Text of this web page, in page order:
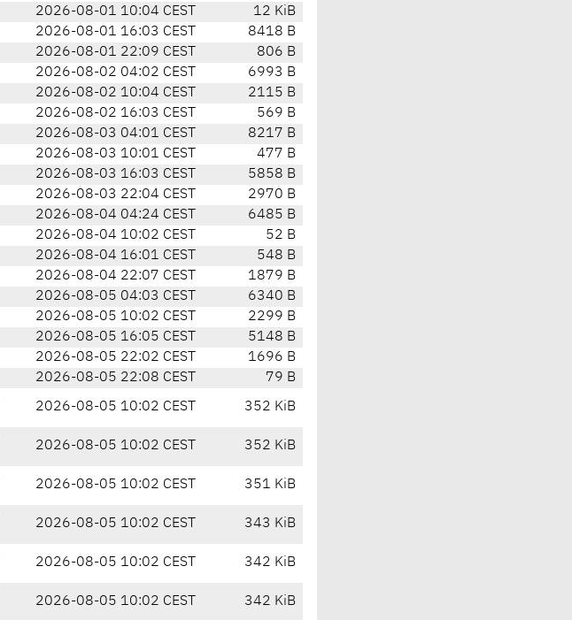
2026-08-01 10:04 CEST
12 KiB
2026-08-01 16:03 CEST
8418 B
2026-08-01 22:09 CEST
806 B
2026-08-02 04:02 CEST
6993 B
2026-08-02 10:04 CEST
2115 B
2026-08-02 16:03 CEST
569 B
2026-08-03 04:01 CEST
8217 B
2026-08-03 10:01 CEST
477 B
2026-08-03 16:03 CEST
5858 B
2026-08-03 22:04 CEST
2970 B
2026-08-04 04:24 CEST
6485 B
2026-08-04 10:02 CEST
52 B
2026-08-04 16:01 CEST
548 B
2026-08-04 22:07 CEST
1879 B
2026-08-05 04:03 CEST
6340 B
2026-08-05 10:02 CEST
2299 B
2026-08-05 16:05 CEST
5148 B
2026-08-05 22:02 CEST
1696 B
2026-08-05 22:08 CEST
79 B
2026-08-05 10:02 CEST 352 KiB
2026-08-05 10:02 CEST 352 KiB
2026-08-05 10:02 CEST 351 KiB
2026-08-05 10:02 CEST 343 KiB
2026-08-05 10:02 CEST 342 KiB
2026-08-05 10:02 CEST 342 KiB